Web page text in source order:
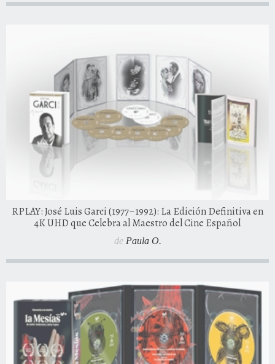
RPLAY: José Luis Garci (1977–1992): La Edición Definitiva en
4K UHD que Celebra al Maestro del Cine Español
de Paula O.